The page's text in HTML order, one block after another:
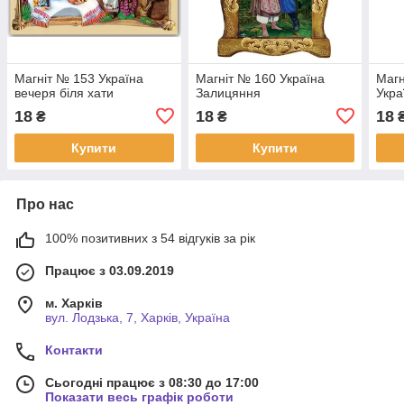
Магніт № 153 Україна
вечеря біля хати
18 ₴
Купити
Магніт № 160 Україна
Залицяння
18₴
Купити
18
Про нас
100% позитивних з 54 відгуків за рік
Працює з 03.09.2019
м. Харків
вул. Лодзька, 7, Харків, Україна
Контакти
Сьогодні працює з 08:30 до 17:00
Показати весь графік роботи